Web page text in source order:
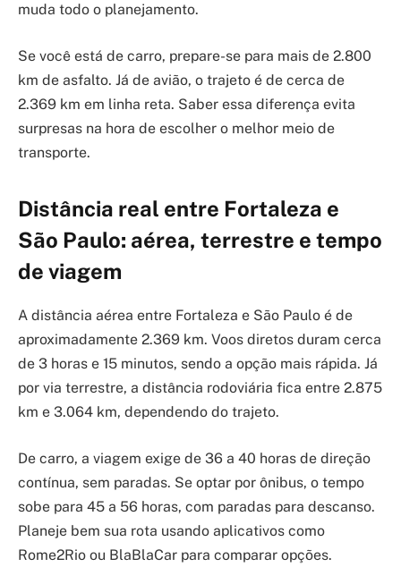
muda todo o planejamento.
Se você está de carro, prepare-se para mais de 2.800
km de asfalto. Já de avião, o trajeto é de cerca de
2.369 km em linha reta. Saber essa diferença evita
surpresas na hora de escolher o melhor meio de
transporte.
Distância real entre Fortaleza e
São Paulo: aérea, terrestre e tempo
de viagem
A distância aérea entre Fortaleza e São Paulo é de
aproximadamente 2.369 km. Voos diretos duram cerca
de 3 horas e 15 minutos, sendo a opção mais rápida. Já
por via terrestre, a distância rodoviária fica entre 2.875
km e 3.064 km, dependendo do trajeto.
De carro, a viagem exige de 36 a 40 horas de direção
contínua, sem paradas. Se optar por ônibus, o tempo
sobe para 45 a 56 horas, com paradas para descanso.
Planeje bem sua rota usando aplicativos como
Rome2Rio ou BlaBlaCar para comparar opções.